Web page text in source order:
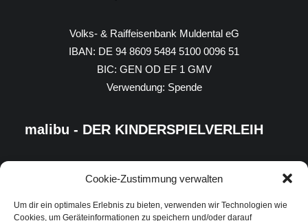
Cookie-Zustimmung verwalten
Um dir ein optimales Erlebnis zu bieten, verwenden wir Technologien wie
Cookies, um Geräteinformationen zu speichern und/oder darauf
Volks- & Raiffeisenbank Muldental eG
IBAN: DE 94 8609 5484 5100 0096 51
BIC: GEN OD EF 1 GMV
Verwendung: Spende
malibu - DER KINDERSPIELVERLEIH